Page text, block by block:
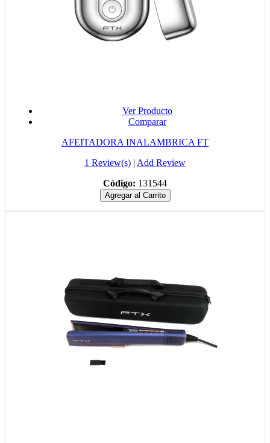
Ver Producto
Comparar
AFEITADORA INALAMBRICA FT
1 Review(s) | Add Review
Código: 131544
Agregar al Carrito